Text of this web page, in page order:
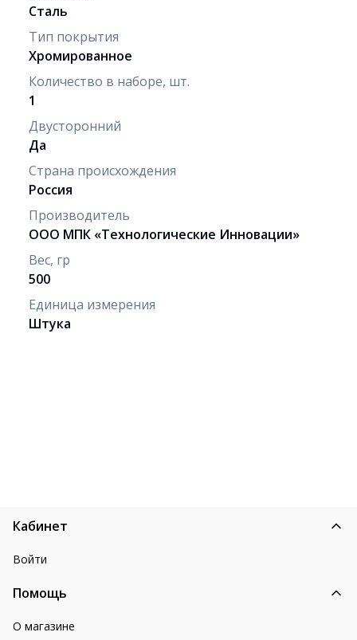
Сталь
Тип покрытия
Хромированное
Количество в наборе, шт.
1
Двусторонний
Да
Страна происхождения
Россия
Производитель
ООО МПК «Технологические Инновации»
Вес, гр
500
Единица измерения
Штука
Кабинет
Войти
Помощь
О магазине